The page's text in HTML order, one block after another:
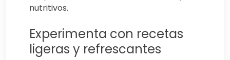
nutritivos.
Experimenta con recetas
ligeras y refrescantes